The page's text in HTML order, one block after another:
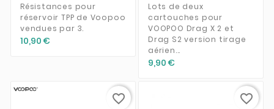
Résistances pour
réservoir TPP de Voopoo
vendues par 3.
10,90 €
Lots de deux
cartouches pour
VOOPOO Drag X 2 et
Drag S2 version tirage
aérien...
9,90 €
favorite_border favorite_border